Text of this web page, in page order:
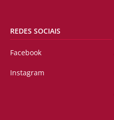
REDES SOCIAIS
Facebook
Instagram